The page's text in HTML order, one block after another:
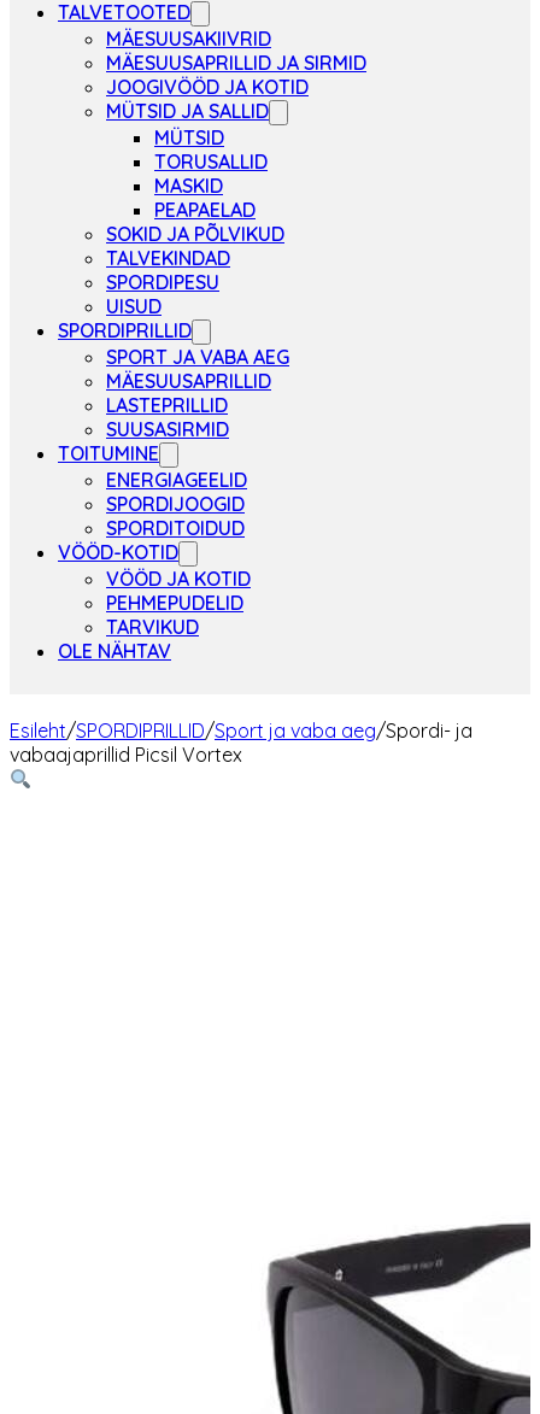
TALVETOOTED
MÄESUUSAKIIVRID
MÄESUUSAPRILLID JA SIRMID
JOOGIVÖÖD JA KOTID
MÜTSID JA SALLID
MÜTSID
TORUSALLID
MASKID
PEAPAELAD
SOKID JA PÕLVIKUD
TALVEKINDAD
SPORDIPESU
UISUD
SPORDIPRILLID
SPORT JA VABA AEG
MÄESUUSAPRILLID
LASTEPRILLID
SUUSASIRMID
TOITUMINE
ENERGIAGEELID
SPORDIJOOGID
SPORDITOIDUD
VÖÖD-KOTID
VÖÖD JA KOTID
PEHMEPUDELID
TARVIKUD
OLE NÄHTAV
Esileht/SPORDIPRILLID/Sport ja vaba aeg/Spordi- ja
vabaajaprillid Picsil Vortex